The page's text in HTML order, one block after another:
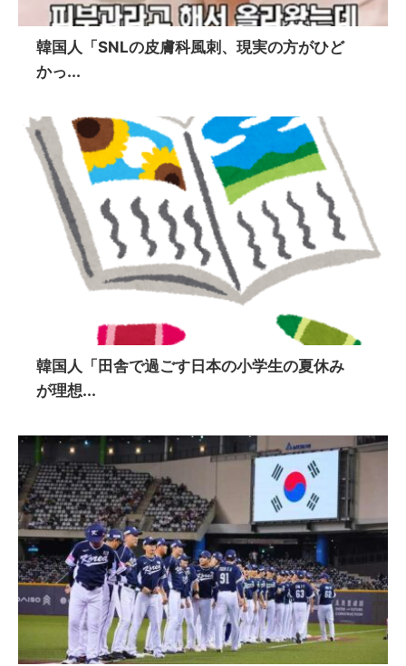
韓国人「SNLの皮膚科風刺、現実の方がひど
かっ...
韓国人「田舎で過ごす日本の小学生の夏休み
が理想...